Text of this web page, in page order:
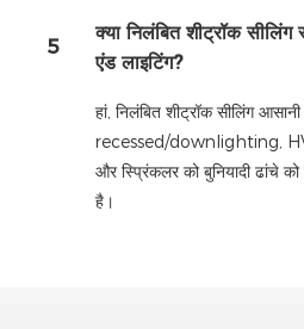
5
क्या निलंबित शीट्रॉक सीलिंग
एंड लाइटिंग?
हां, निलंबित शीट्रॉक सीलिंग
recessed/downlighting,
और स्प्रिंकलर को बुनियादी ढांचे
है।